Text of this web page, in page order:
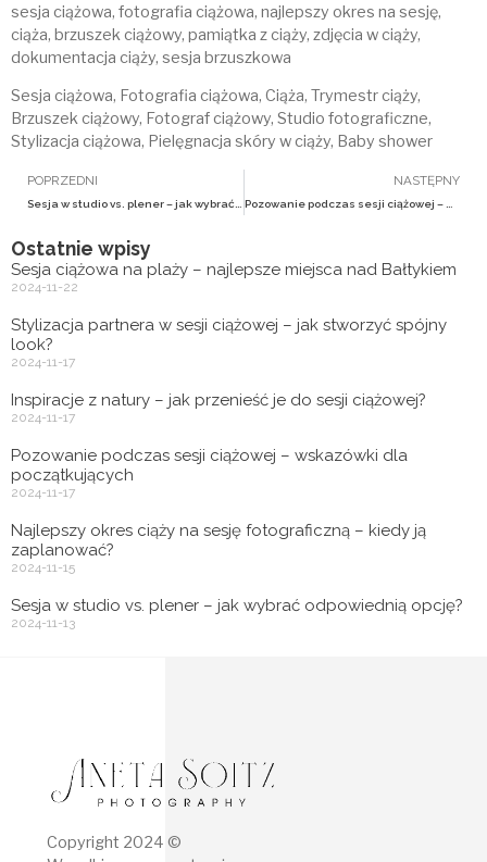
sesja ciążowa, fotografia ciążowa, najlepszy okres na sesję,
ciąża, brzuszek ciążowy, pamiątka z ciąży, zdjęcia w ciąży,
dokumentacja ciąży, sesja brzuszkowa
Sesja ciążowa, Fotografia ciążowa, Ciąża, Trymestr ciąży,
Brzuszek ciążowy, Fotograf ciążowy, Studio fotograficzne,
Stylizacja ciążowa, Pielęgnacja skóry w ciąży, Baby shower
POPRZEDNI NASTĘPNY
Ostatnie wpisy
Sesja ciążowa na plaży – najlepsze miejsca nad Bałtykiem
2024-11-22
Stylizacja partnera w sesji ciążowej – jak stworzyć spójny
look?
2024-11-17
Inspiracje z natury – jak przenieść je do sesji ciążowej?
2024-11-17
Pozowanie podczas sesji ciążowej – wskazówki dla
początkujących
2024-11-17
Najlepszy okres ciąży na sesję fotograficzną – kiedy ją
zaplanować?
2024-11-15
Sesja w studio vs. plener – jak wybrać odpowiednią opcję?
2024-11-13
Copyright 2024 ©